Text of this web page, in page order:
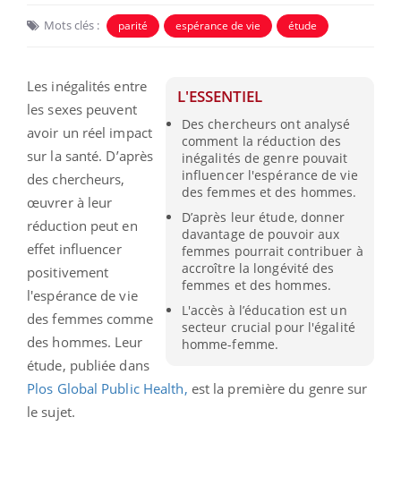
Mots clés : parité espérance de vie étude
L'ESSENTIEL
Des chercheurs ont analysé
comment la réduction des
inégalités de genre pouvait
influencer l'espérance de vie
des femmes et des hommes.
D’après leur étude, donner
davantage de pouvoir aux
femmes pourrait contribuer à
accroître la longévité des
femmes et des hommes.
L'accès à l’éducation est un
secteur crucial pour l'égalité
homme-femme.
Les inégalités entre
les sexes peuvent
avoir un réel impact
sur la santé. D’après
des chercheurs,
œuvrer à leur
réduction peut en
effet influencer
positivement
l'espérance de vie
des femmes comme
des hommes. Leur
étude, publiée dans
Plos Global Public Health, est la première du genre sur
le sujet.